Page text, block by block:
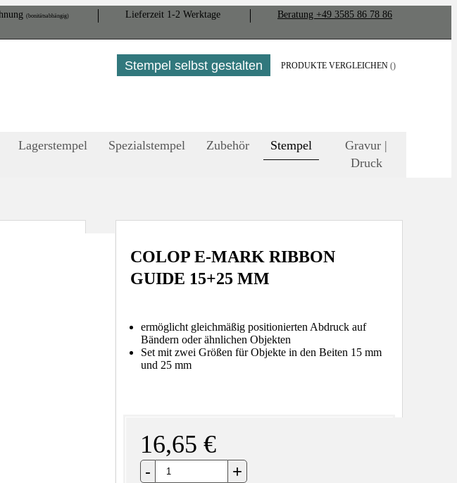
(bonitätsabhängig) Liefer­zeit 1-2 Werk­tage Bera­tung +49 3585 86 78 86
Stempel selbst gestalten PRODUKTE VERGLEICHEN
Lagerstempel Spezialstempel Zubehör Stempel
Gravur |
Druck
COLOP E-MARK RIBBON
GUIDE 15+25 MM
ermöglicht gleichmäßig positionierten Abdruck auf
Bändern oder ähnlichen Objekten
Set mit zwei Größen für Objekte in den Beiten 15 mm
und 25 mm
16,65 €
- +